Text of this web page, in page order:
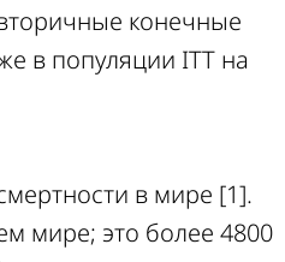
конечные
в популяции ITT на
в мире [1].
мире; это более 4800